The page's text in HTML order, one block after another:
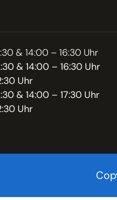
& 14:00 – 16:30 Uhr
& 14:00 – 16:30 Uhr
Uhr
& 14:00 – 17:30 Uhr
Uhr